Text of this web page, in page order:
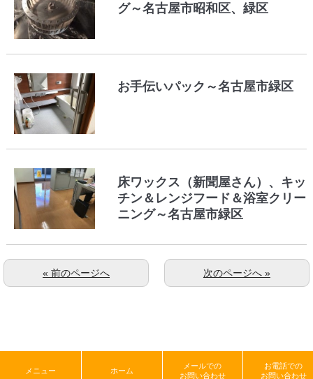
グ～名古屋市昭和区、緑区
お手伝いパック～名古屋市緑区
床ワックス（新聞屋さん）、キッ
チン＆レンジフード＆浴室クリー
ニング～名古屋市緑区
次のページへ »
« 前のページへ
メニュー ホーム
メールでの
お問い合わせ
お電話での
お問い合わせ